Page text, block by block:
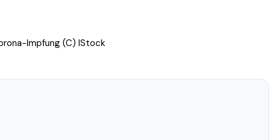
Impfung (C) IStock